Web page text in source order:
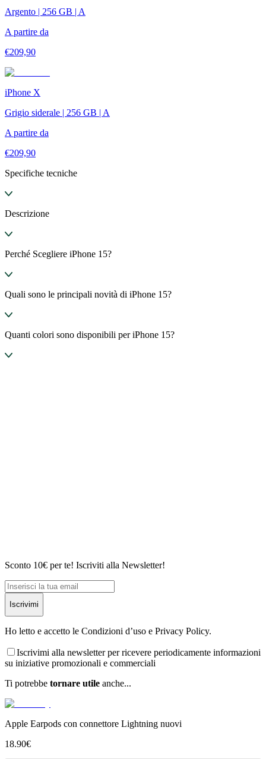
Argento | 256 GB | A
A partire da
€209,90
iPhone X
Grigio siderale | 256 GB | A
A partire da
€209,90
Specifiche tecniche
Descrizione
Perché Scegliere iPhone 15?
Quali sono le principali novità di iPhone 15?
Quanti colori sono disponibili per iPhone 15?
Sconto 10€ per te! Iscriviti alla Newsletter!
Iscrivimi
Ho letto e accetto le Condizioni d’uso e Privacy Policy.
Iscrivimi alla newsletter per ricevere periodicamente informazioni
su iniziative promozionali e commerciali
Ti potrebbe tornare utile anche...
Apple Earpods con connettore Lightning nuovi
18.90€